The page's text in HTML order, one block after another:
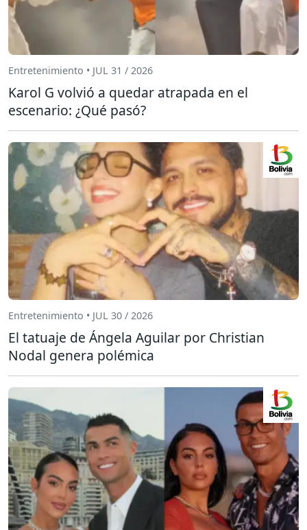
Entretenimiento • JUL 31 / 2026
Karol G volvió a quedar atrapada en el
escenario: ¿Qué pasó?
Entretenimiento • JUL 30 / 2026
El tatuaje de Ángela Aguilar por Christian
Nodal genera polémica